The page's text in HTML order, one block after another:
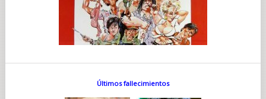
Últimos fallecimientos